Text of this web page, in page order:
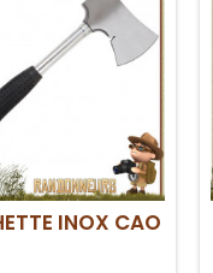
INOX CAO